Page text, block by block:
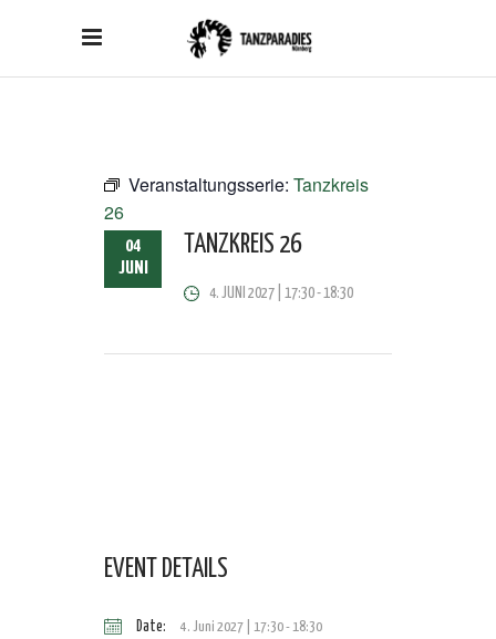
Veranstaltungsserie: Tanzkreis
26
04
JUNI
TANZKREIS 26
4. JUNI 2027 | 17:30-18:30
EVENT DETAILS
Date: 4. Juni 2027 | 17:30-18:30